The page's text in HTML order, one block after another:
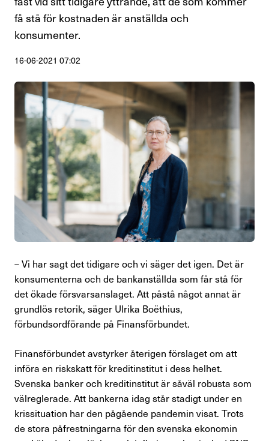
Presskontakt
Nyheter
Finansförbundets åsikter
Branschfrågor i fokus
Rapporter
Demokratifrågor
Nationella samarbeten
Internationellt arbete
Kontakta oss
In English
få stå för kostnaden är anställda och
konsumenter.
16-06-2021 07:02
– Vi har sagt det tidigare och vi säger det igen. Det är
konsumenterna och de bankanställda som får stå för
det ökade försvarsanslaget. Att påstå något annat är
grundlös retorik, säger Ulrika Boëthius,
förbundsordförande på Finansförbundet.
Finansförbundet avstyrker återigen förslaget om att
införa en riskskatt för kreditinstitut i dess helhet.
Svenska banker och kreditinstitut är såväl robusta som
välreglerade. Att bankerna idag står stadigt under en
krissituation har den pågående pandemin visat. Trots
de stora påfrestningarna för den svenska ekonomin